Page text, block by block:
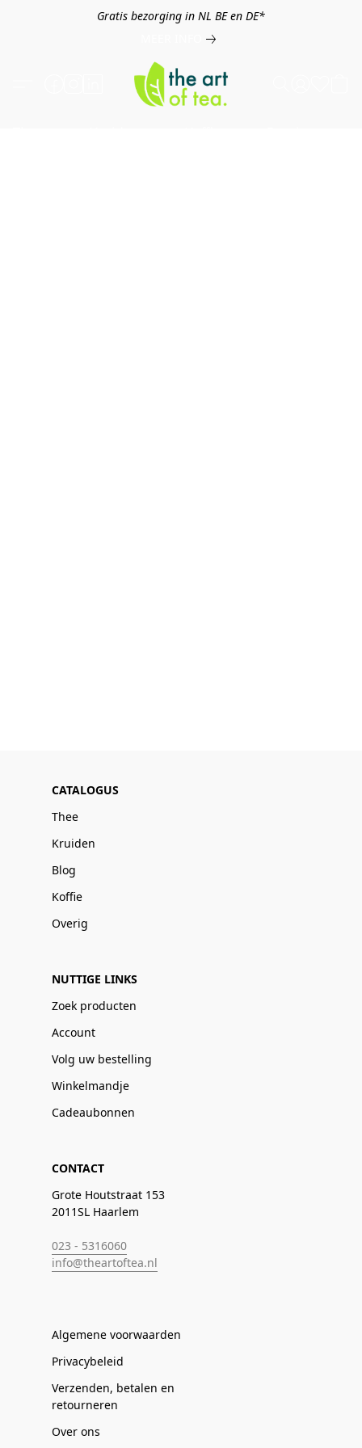
Gratis bezorging in NL BE en DE*
CATALOGUS
Thee
Kruiden
Blog
Koffie
Overig
NUTTIGE LINKS
Zoek producten
Account
Volg uw bestelling
Winkelmandje
Cadeaubonnen
CONTACT
Grote Houtstraat 153
2011SL Haarlem
023 - 5316060
info@theartoftea.nl
Algemene voorwaarden
Privacybeleid
Verzenden, betalen en
retourneren
Over ons